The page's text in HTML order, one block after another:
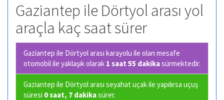
Gaziantep ile Dörtyol arası yol
araçla kaç saat sürer
Gaziantep ile Dörtyol arası karayolu ile olan mesafe
otomobil ile yaklaşık olarak 1 saat 55 dakikasürmektedir.
Gaziantep ile Dörtyol arası seyahat uçak ile yapılırsa uçuş
süresi 0 saat, 7 dakikasürer.